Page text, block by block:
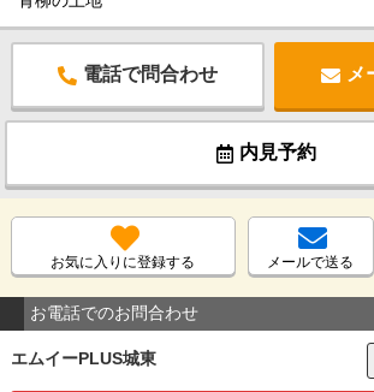
電話で問合わせ メ
内見予約
お気に入りに登録する メールで送る
お電話でのお問合わせ
エムイーPLUS城東